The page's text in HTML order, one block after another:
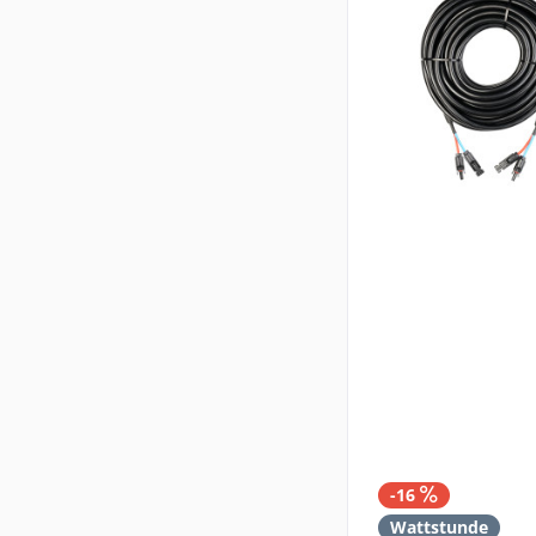
-16
Wattstunde